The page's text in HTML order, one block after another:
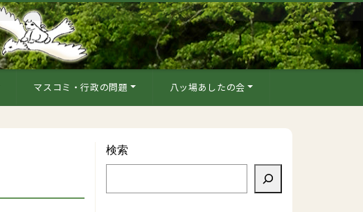
マスコミ・行政の問題 八ッ場あしたの会
検索